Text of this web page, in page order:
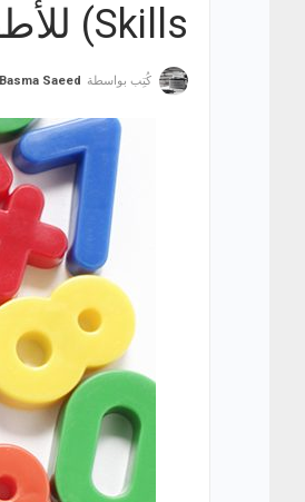
Skills) للأطفال!
كُتِب بواسطة Basma Saeed